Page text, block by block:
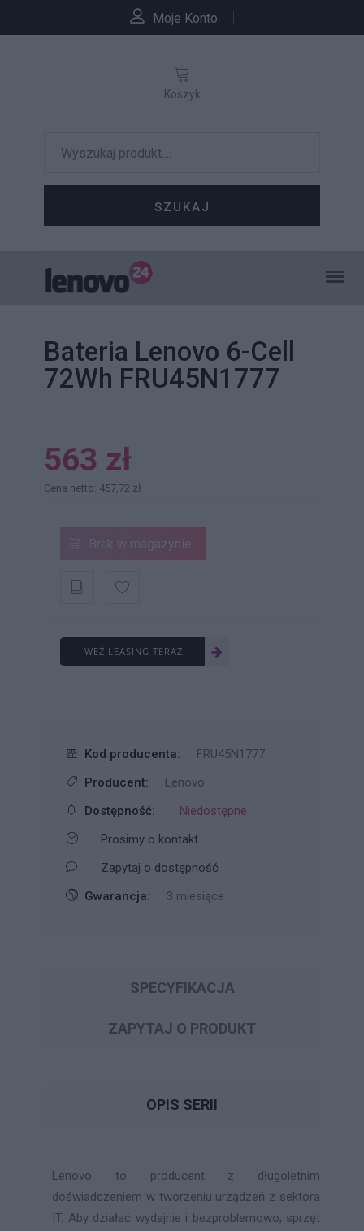
Moje Konto
SZUKAJ
Koszyk
Bateria Lenovo 6-Cell
72Wh FRU45N1777
563 zł
Cena netto: 457,72 zł
Brak w magazynie
WEŹ LEASING TERAZ
Kod producenta:
FRU45N1777
Producent:
Lenovo
Dostępność:
Niedostępne
Prosimy o kontakt
Zapytaj o dostępność
Gwarancja:
3 miesiące
SPECYFIKACJA
ZAPYTAJ O PRODUKT
OPIS SERII
Lenovo to producent z długoletnim
doświadczeniem w tworzeniu urządzeń z sektora
IT. Aby działać wydajnie i bezproblemowo, sprzęt